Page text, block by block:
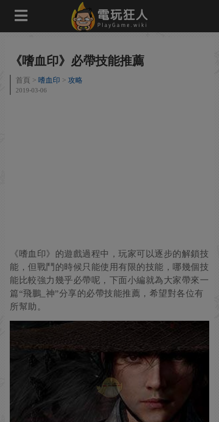
《嗜血印》必帶技能推薦
首頁 嗜血印 攻略
2019-03-06
《嗜血印》的遊戲過程中，玩家可以逐步的解鎖技
能，但戰鬥的時候只能使用有限的技能，哪幾個技
能比較強力幾乎必帶呢，下面小編就為大家帶來一
篇“飛鵬_神”分享的必帶技能推薦，希望對各位有
所幫助。